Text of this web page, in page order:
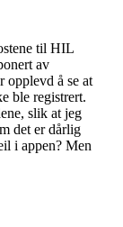
til HIL
av
opplevd å se at
ble registrert.
slik at jeg
det er dårlig
i appen? Men